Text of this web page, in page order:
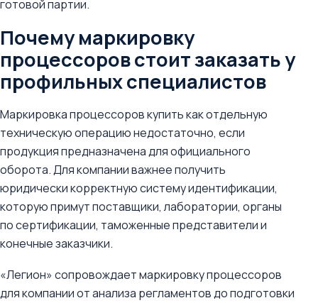
готовой партии.
Почему маркировку
процессоров стоит заказать у
профильных специалистов
Маркировка процессоров купить как отдельную
техническую операцию недостаточно, если
продукция предназначена для официального
оборота. Для компании важнее получить
юридически корректную систему идентификации,
которую примут поставщики, лаборатории, органы
по сертификации, таможенные представители и
конечные заказчики.
«Легион» сопровождает маркировку процессоров
для компании от анализа регламентов до подготовки